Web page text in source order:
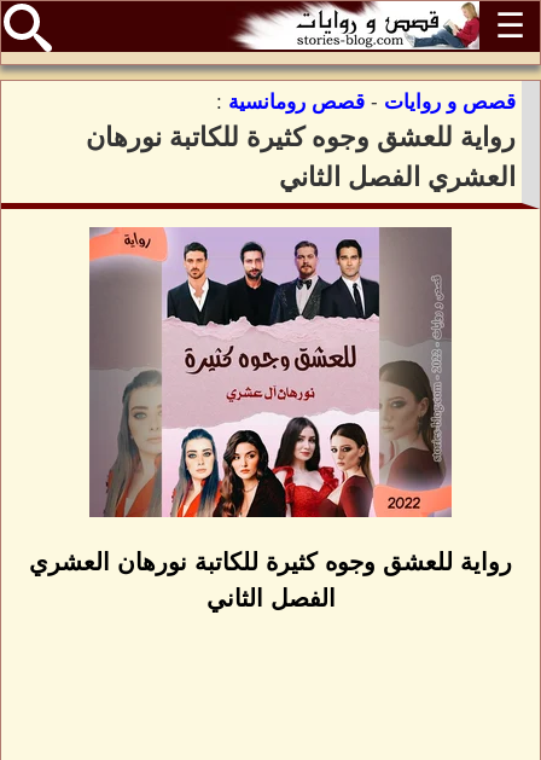
☰
قصص و روايات - قصص رومانسية :
رواية للعشق وجوه كثيرة للكاتبة نورهان
العشري الفصل الثاني
رواية للعشق وجوه كثيرة للكاتبة نورهان العشري
الفصل الثاني